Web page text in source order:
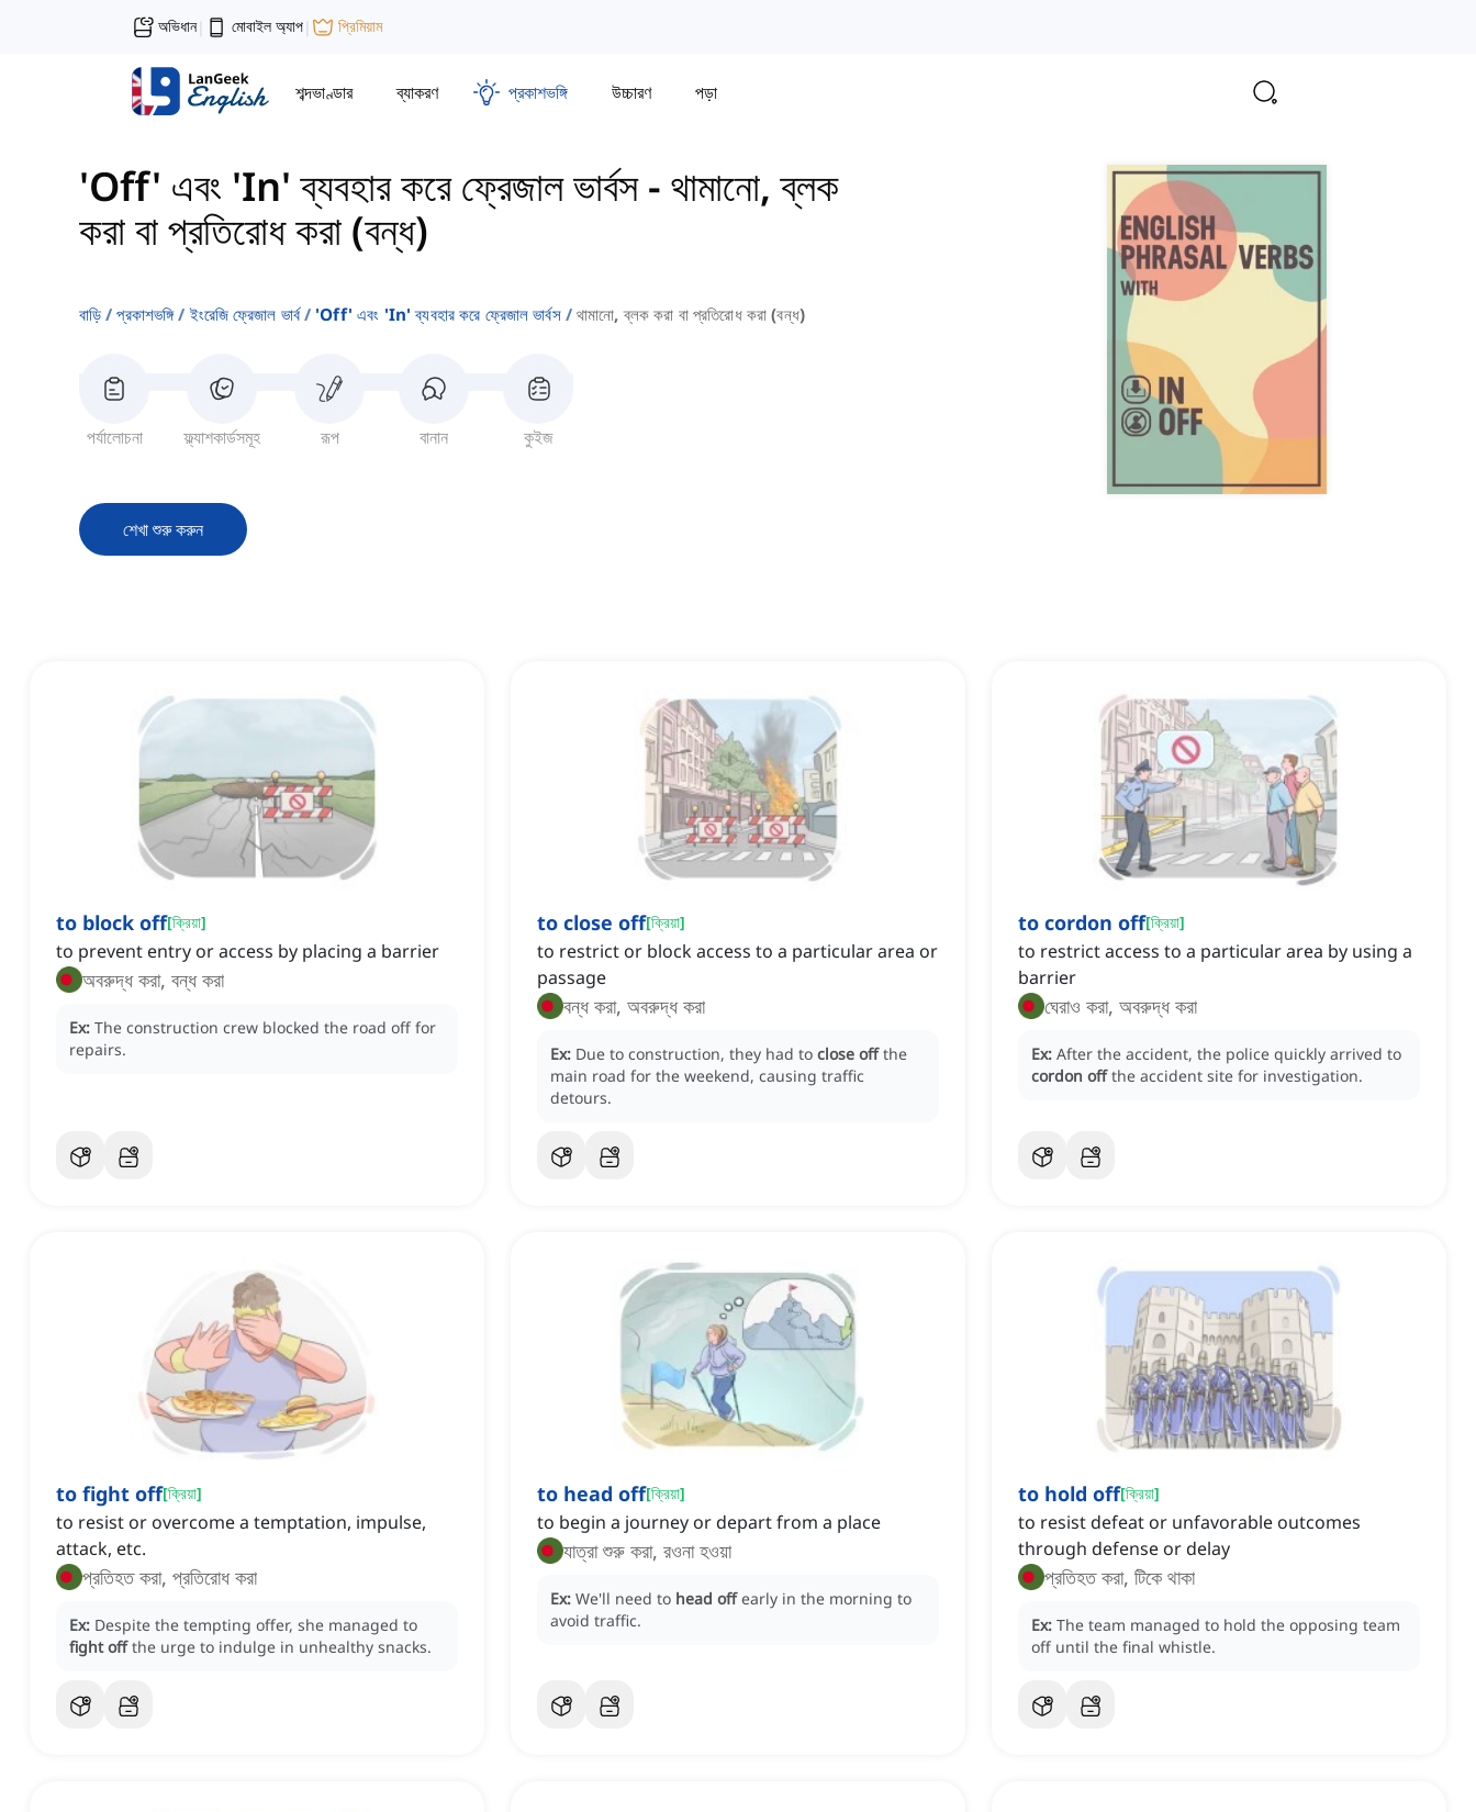
অভিধান| মোবাইল অ্যাপ| প্রিমিয়াম
শব্দভাণ্ডার ব্যাকরণ প্রকাশভঙ্গি উচ্চারণ পড়া
'Off' এবং 'In' ব্যবহার করে ফ্রেজাল ভার্বস- থামানো, ব্লক
করা বা প্রতিরোধ করা (বন্ধ)
বাড়ি প্রকাশভঙ্গি ইংরেজি ফ্রেজাল ভার্ব 'off' এবং 'in' ব্যবহার করে ফ্রেজাল ভার্বস থামানো, ব্লক করা বা প্রতিরোধ করা (বন্ধ)
পর্যালোচনা ফ্ল্যাশকার্ডসমূহ রূপ বানান কুইজ
শেখা শুরু করুন
to block off[ক্রিয়া]
to prevent entry or access by placing a barrier
অবরুদ্ধ করা, বন্ধ করা
Ex: The construction crew blocked the road off for
repairs.
to close off[ক্রিয়া]
to restrict or block access to a particular area or
passage
বন্ধ করা, অবরুদ্ধ করা
Ex: Due to construction, they had to close off the
main road for the weekend, causing traffic
detours.
to cordon off[ক্রিয়া]
to restrict access to a particular area by using a
barrier
ঘেরাও করা, অবরুদ্ধ করা
Ex: After the accident, the police quickly arrived to
cordon off the accident site for investigation.
to fight off[ক্রিয়া]
to resist or overcome a temptation, impulse,
attack, etc.
প্রতিহত করা, প্রতিরোধ করা
Ex: Despite the tempting offer, she managed to
fight off the urge to indulge in unhealthy snacks.
to head off[ক্রিয়া]
to begin a journey or depart from a place
যাত্রা শুরু করা, রওনা হওয়া
Ex: We'll need to head off early in the morning to
avoid traffic.
to hold off[ক্রিয়া]
to resist defeat or unfavorable outcomes
through defense or delay
প্রতিহত করা, টিকে থাকা
Ex: The team managed to hold the opposing team
off until the final whistle.